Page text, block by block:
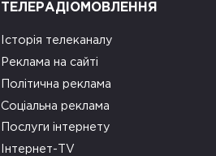
ТЕЛЕРАДІОМОВЛЕННЯ
Історія телеканалу
Реклама на сайті
Політична реклама
Соціальна реклама
Послуги інтернету
Інтернет-TV